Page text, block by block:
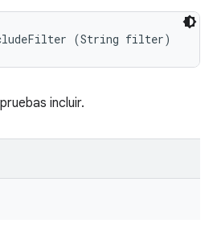
(String filter)
incluir.